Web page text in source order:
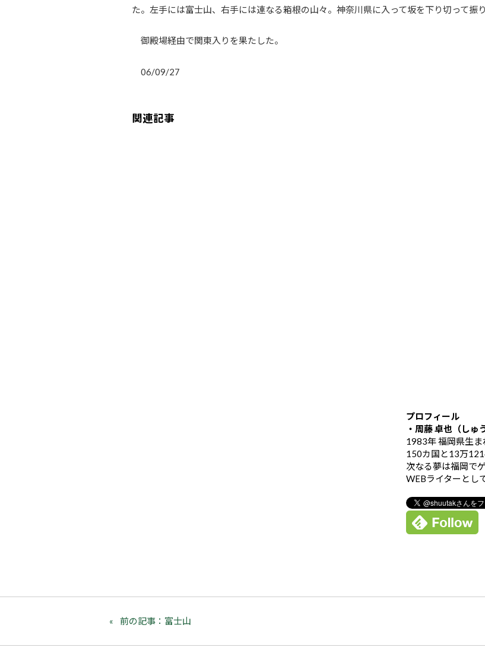
た。左手には富士山、右手には連なる箱根の山々。神奈川県に入って坂を下り切って振
御殿場経由で関東入りを果たした。
06/09/27
関連記事
プロフィール
・周藤 卓也（しゅ
1983年 福岡県生ま
150カ国と13万
次なる夢は福岡で
WEBライターとし
前の記事：富士山